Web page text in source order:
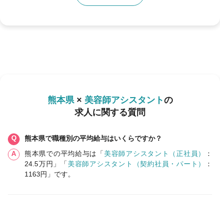
熊本県× 美容師アシスタントの
求人に関する質問
熊本県で職種別の平均給与はいくらですか？
熊本県での平均給与は「 美容師アシスタント（正社員）
：
24.5万円」「 美容師アシスタント（契約社員・パート）
：
1163円」です。